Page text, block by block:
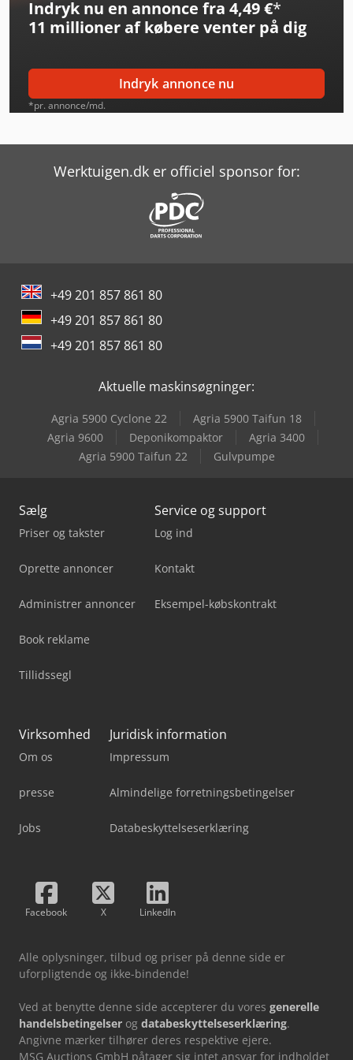
Ammann Apr 30/50
Ammann Arx 12
Awea Af-1460
Awea Bm-1400
Bomag Bpr 60/65 D
Bomag Bw 65 H
Caterpillar 735
Jcb 535-95
Kapema Bm 25
Indryk nu en annonce fra 4,49 €*
11 millioner af købere venter på dig
Indryk annonce nu
*pr. annonce/md.
Werktuigen.dk er officiel sponsor for:
+49 201 857 861 80
+49 201 857 861 80
+49 201 857 861 80
Aktuelle maskinsøgninger:
Agria 5900 Cyclone 22
Agria 5900 Taifun 18
Agria 9600
Deponikompaktor
Agria 3400
Agria 5900 Taifun 22
Gulvpumpe
Sælg
Priser og takster
Oprette annoncer
Administrer annoncer
Book reklame
Tillidssegl
Service og support
Log ind
Kontakt
Eksempel-købskontrakt
Virksomhed
Om os
presse
Jobs
Juridisk information
Impressum
Almindelige forretningsbetingelser
Databeskyttelseserklæring
Facebook X LinkedIn
Alle oplysninger, tilbud og priser på denne side er
uforpligtende og ikke-bindende!
Ved at benytte denne side accepterer du vores generelle
handelsbetingelser og databeskyttelseserklæring.
Angivne mærker tilhører deres respektive ejere.
MSG Auctions GmbH påtager sig intet ansvar for indholdet